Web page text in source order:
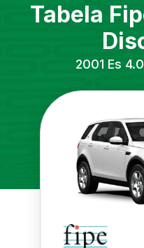
Tabela
2001 Es